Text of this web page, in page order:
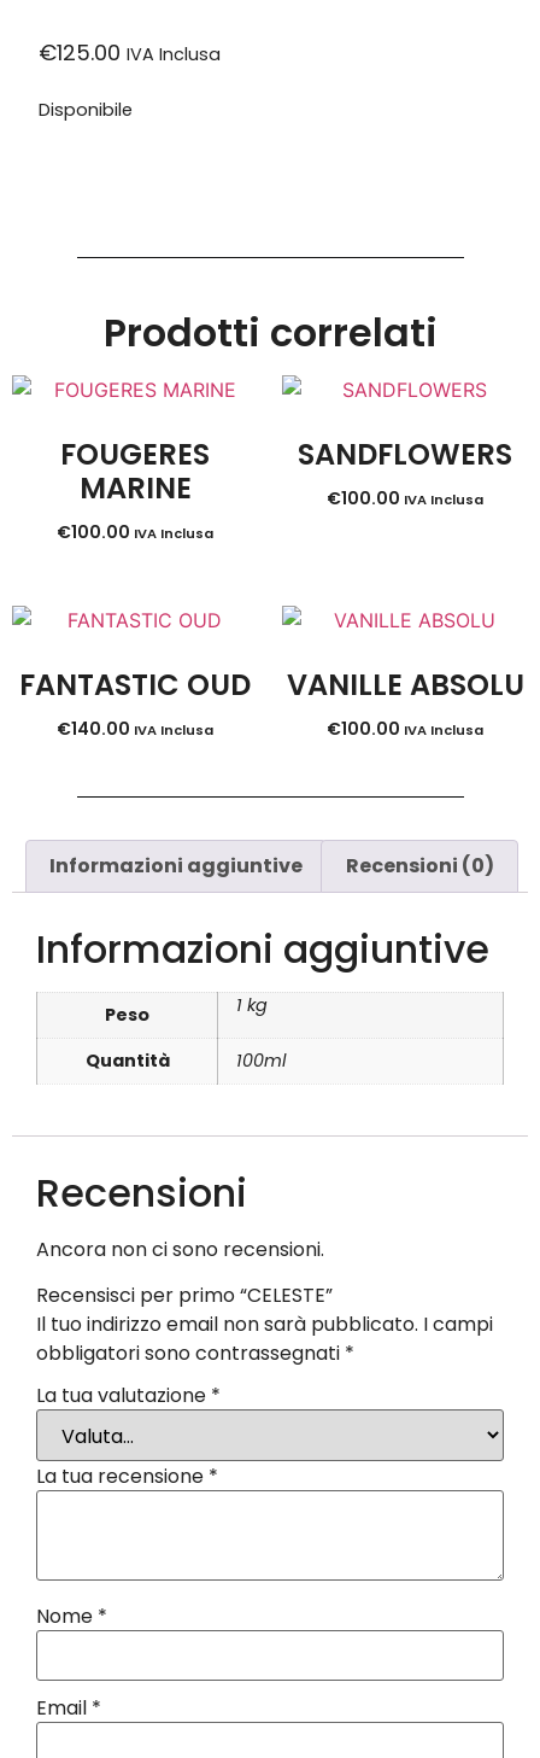
€125.00 IVA Inclusa
Disponibile
Prodotti correlati
FOUGERES
MARINE
€100.00 IVA Inclusa
SANDFLOWERS
€100.00 IVA Inclusa
FANTASTIC OUD
€140.00 IVA Inclusa
VANILLE ABSOLU
€100.00 IVA Inclusa
Informazioni aggiuntive Recensioni (0)
Informazioni aggiuntive
Peso 1 kg
Quantità 100ml
Recensioni
Ancora non ci sono recensioni.
Recensisci per primo “CELESTE”
Il tuo indirizzo email non sarà pubblicato. I campi
obbligatori sono contrassegnati *
La tua valutazione *
La tua recensione *
Nome *
Email *